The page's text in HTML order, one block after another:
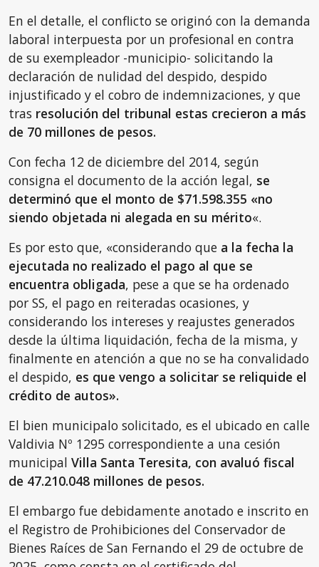
En el detalle, el conflicto se originó con la demanda
laboral interpuesta por un profesional en contra
de su exempleador -municipio- solicitando la
declaración de nulidad del despido, despido
injustificado y el cobro de indemnizaciones, y que
tras resolución del tribunal estas crecieron a más
de 70 millones de pesos.
Con fecha 12 de diciembre del 2014, según
consigna el documento de la acción legal, se
determinó que el monto de $71.598.355 «no
siendo objetada ni alegada en su mérito«.
Es por esto que, «considerando que a la fecha la
ejecutada no realizado el pago al que se
encuentra obligada, pese a que se ha ordenado
por SS, el pago en reiteradas ocasiones, y
considerando los intereses y reajustes generados
desde la última liquidación, fecha de la misma, y
finalmente en atención a que no se ha convalidado
el despido, es que vengo a solicitar se reliquide el
crédito de autos».
El bien municipalo solicitado, es el ubicado en calle
Valdivia Nº 1295 correspondiente a una cesión
municipal Villa Santa Teresita, con avaluó fiscal
de 47.210.048 millones de pesos.
El embargo fue debidamente anotado e inscrito en
el Registro de Prohibiciones del Conservador de
Bienes Raíces de San Fernando el 29 de octubre de